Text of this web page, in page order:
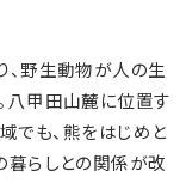
、野生動物が人の生
八甲田山麓に位置す
でも、熊をはじめと
暮らしとの関係が改